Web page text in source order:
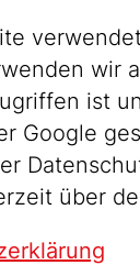
wir
ist
Google
über